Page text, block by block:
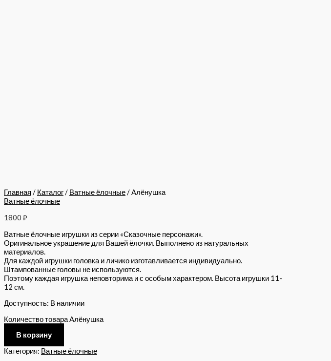
Главная / Каталог/ Ватные ёлочные/ Алёнушка
Ватные ёлочные
1800 ₽
Ватные ёлочные игрушки из серии «Сказочные персонажи».
Оригинальное украшение для Вашей ёлочки. Выполнено из натуральных
материалов.
Для каждой игрушки головка и личико изготавливается индивидуально.
Штампованные головы не используются.
Поэтому каждая игрушка неповторима и с особым характером. Высота игрушки 11-
12 см.
Доступность: В наличии
Количество товара Алёнушка
В корзину
Категория: Ватные ёлочные